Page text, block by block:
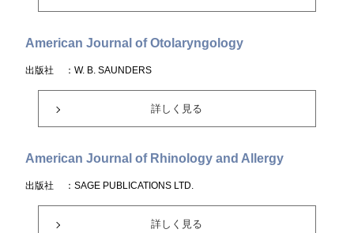
American Journal of Otolaryngology
出版社 ：W. B. SAUNDERS
詳しく見る
American Journal of Rhinology and Allergy
出版社 ：SAGE PUBLICATIONS LTD.
詳しく見る